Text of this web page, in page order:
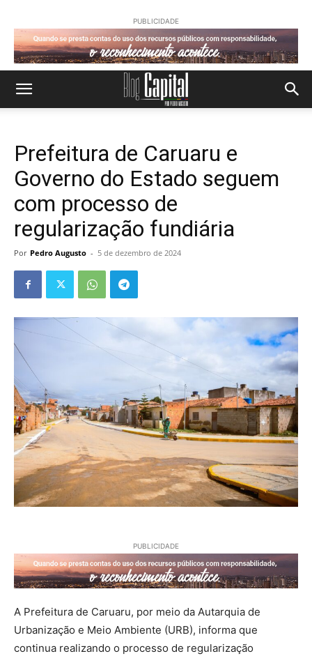
PUBLICIDADE
Prefeitura de Caruaru e
Governo do Estado seguem
com processo de
regularização fundiária
Por Pedro Augusto - 5 de dezembro de 2024
PUBLICIDADE
A Prefeitura de Caruaru, por meio da Autarquia de
Urbanização e Meio Ambiente (URB), informa que
continua realizando o processo de regularização